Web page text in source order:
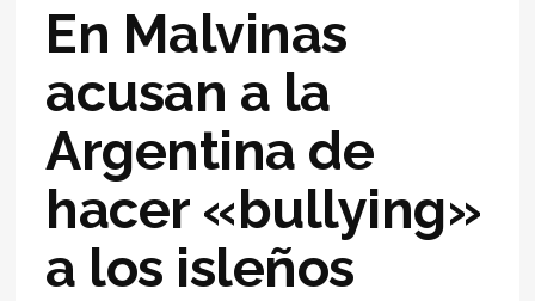
En Malvinas
acusan a la
Argentina de
hacer «bullying»
a los isleños